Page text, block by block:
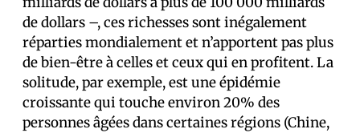
de dollars –, ces richesses sont inégalement
réparties mondialement et n’apportent pas plus
de bien-être à celles et ceux qui en profitent. La
solitude, par exemple, est une épidémie
croissante qui touche environ 20% des
personnes âgées dans certaines régions (Chine,